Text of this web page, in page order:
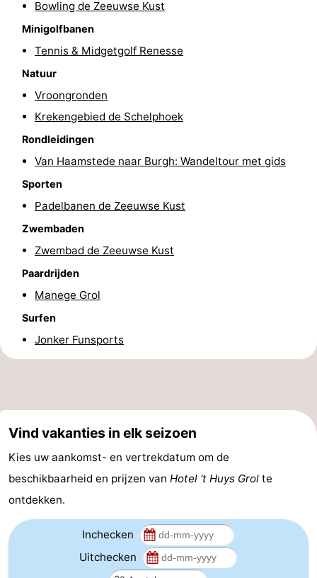
van
Haamstede
Zien
doen
Bezienswaardigheden
Musea
Monumenten
Kerken
Uitkijkpunten
Attracties
Rondvaarten
Speeltuinen
Bowlen
-
Minigolfbanen
Wellness
centra
Dorpen
&
Steden
Natuur
Rondleidingen
Bowling de Zeeuwse Kust
Minigolfbanen
Tennis & Midgetgolf Renesse
Natuur
Vroongronden
Krekengebied de Schelphoek
Rondleidingen
Van Haamstede naar Burgh: Wandeltour met gids
Sporten
Padelbanen de Zeeuwse Kust
Zwembaden
Zwembad de Zeeuwse Kust
Paardrijden
Manege Grol
Surfen
Jonker Funsports
Vind vakanties in elk seizoen
Kies uw aankomst- en vertrekdatum om de
beschikbaarheid en prijzen van Hotel 't Huys Grol te
ontdekken.
Inchecken
Uitchecken